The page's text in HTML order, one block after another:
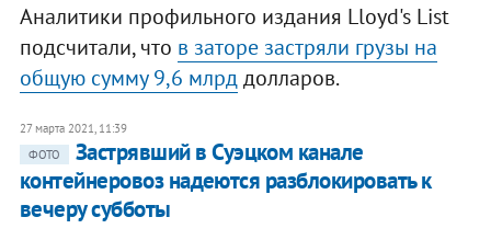
Аналитики профильного издания Lloyd's List
подсчитали, что в заторе застряли грузы на
общую сумму 9,6 млрддолларов.
27 марта 2021, 11:39
ФОТО
Застрявший в Суэцком канале
контейнеровоз надеются разблокировать к
вечеру субботы